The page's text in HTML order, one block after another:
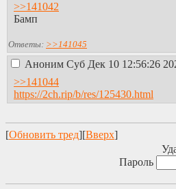
>>141042
Бамп
Ответы: >>141045
Аноним Суб Дек 10 12:56:26
>>141044
https://2ch.rip/b/res/125430.html
[Обновить тред][Вверх]
Пароль